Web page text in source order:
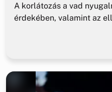
A korlátozás a vad
érdekében, valamint az